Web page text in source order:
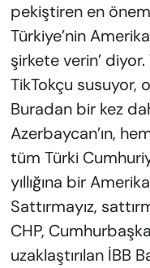
pekiştiren en
Türkiye’nin
şirkete verin’
TikTokçu susuyor,
Buradan bir kez
Azerbaycan’ın,
tüm Türki
yıllığına bir
Sattırmayız,
CHP,
uzaklaştırılan İBB